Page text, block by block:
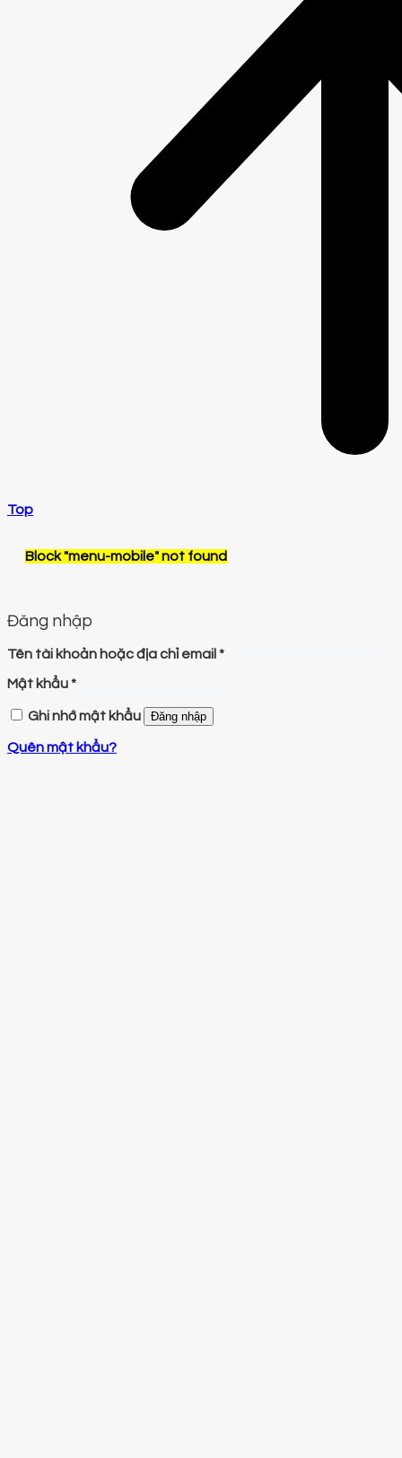
Top
Block"menu-mobile"not found
Đăng nhập
Tên tài khoản hoặc địa chỉ email *
Mật khẩu*
Ghi nhớ mật khẩu Đăng nhập
Quên mật khẩu?